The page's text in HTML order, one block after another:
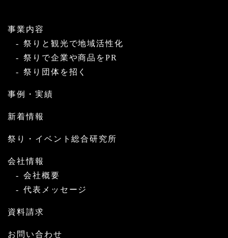
事業内容
祭りと観光で地域活性化
祭りで企業や商品をPR
祭り団体を招く
事例・実績
新着情報
祭り・イベント総合研究所
会社情報
会社概要
代表メッセージ
資料請求
お問い合わせ